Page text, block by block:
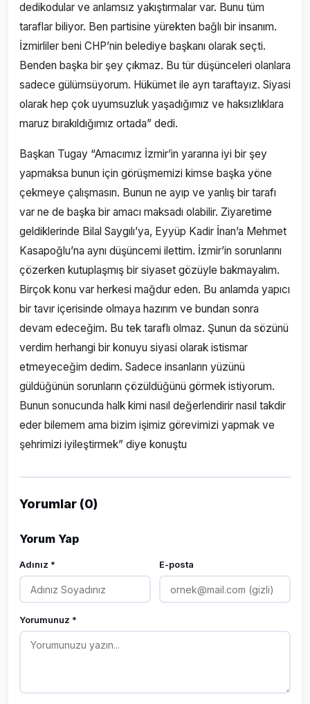
dedikodular ve anlamsız yakıştırmalar var. Bunu tüm
taraflar biliyor. Ben partisine yürekten bağlı bir insanım.
İzmirliler beni CHP’nin belediye başkanı olarak seçti.
Benden başka bir şey çıkmaz. Bu tür düşünceleri olanlara
sadece gülümsüyorum. Hükümet ile ayrı taraftayız. Siyasi
olarak hep çok uyumsuzluk yaşadığımız ve haksızlıklara
maruz bırakıldığımız ortada” dedi.
Başkan Tugay “Amacımız İzmir’in yararına iyi bir şey
yapmaksa bunun için görüşmemizi kimse başka yöne
çekmeye çalışmasın. Bunun ne ayıp ve yanlış bir tarafı
var ne de başka bir amacı maksadı olabilir. Ziyaretime
geldiklerinde Bilal Saygılı’ya, Eyyüp Kadir İnan’a Mehmet
Kasapoğlu’na aynı düşüncemi ilettim. İzmir’in sorunlarını
çözerken kutuplaşmış bir siyaset gözüyle bakmayalım.
Birçok konu var herkesi mağdur eden. Bu anlamda yapıcı
bir tavır içerisinde olmaya hazırım ve bundan sonra
devam edeceğim. Bu tek taraflı olmaz. Şunun da sözünü
verdim herhangi bir konuyu siyasi olarak istismar
etmeyeceğim dedim. Sadece insanların yüzünü
güldüğünün sorunların çözüldüğünü görmek istiyorum.
Bunun sonucunda halk kimi nasıl değerlendirir nasıl takdir
eder bilemem ama bizim işimiz görevimizi yapmak ve
şehrimizi iyileştirmek” diye konuştu
Yorumlar (0)
Yorum Yap
Adınız * E-posta
Yorumunuz *